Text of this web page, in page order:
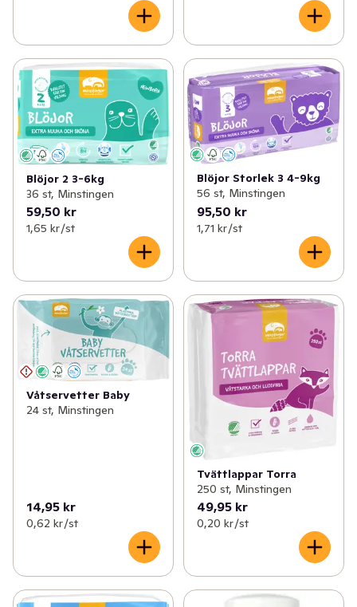
Blöjor 2 3-6kg
36 st, Minstingen
59,50 kr
1,65 kr /st
Blöjor Storlek 3 4-9kg
56 st, Minstingen
95,50 kr
1,71 kr /st
Våtservetter Baby
24 st, Minstingen
14,95 kr
0,62 kr /st
Tvättlappar Torra
250 st, Minstingen
49,95 kr
0,20 kr /st